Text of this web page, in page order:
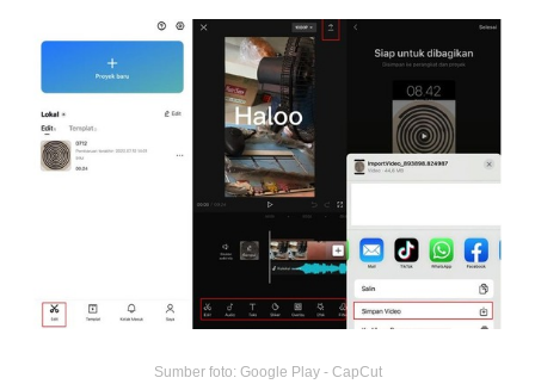
Sumber foto: Google Play - CapCut